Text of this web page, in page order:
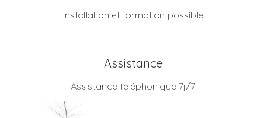
Installation et formation possible
Assistance
Assistance téléphonique 7j/7